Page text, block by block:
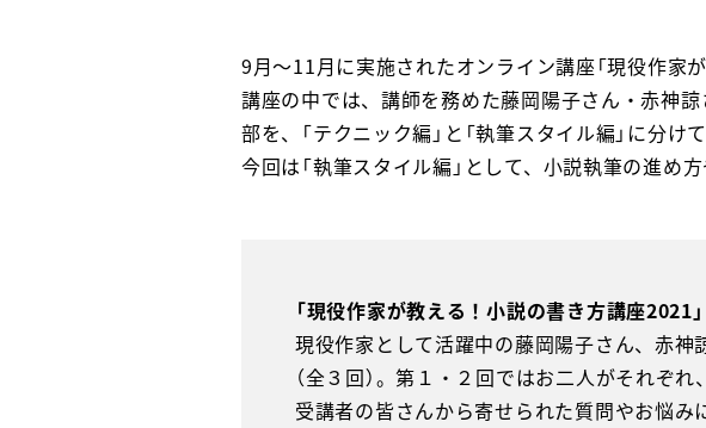
9月～11月に実施されたオンライン講座「現役作家
講座の中では、講師を務めた藤岡陽子さん・赤神
部を、「テクニック編」と「執筆スタイル編」に分け
今回は「執筆スタイル編」として、小説執筆の進め
「現役作家が教える！小説の書き方講座2021
現役作家として活躍中の藤岡陽子さん、赤
（全３回）。第１・２回ではお二人がそれぞ
受講者の皆さんから寄せられた質問やお悩み